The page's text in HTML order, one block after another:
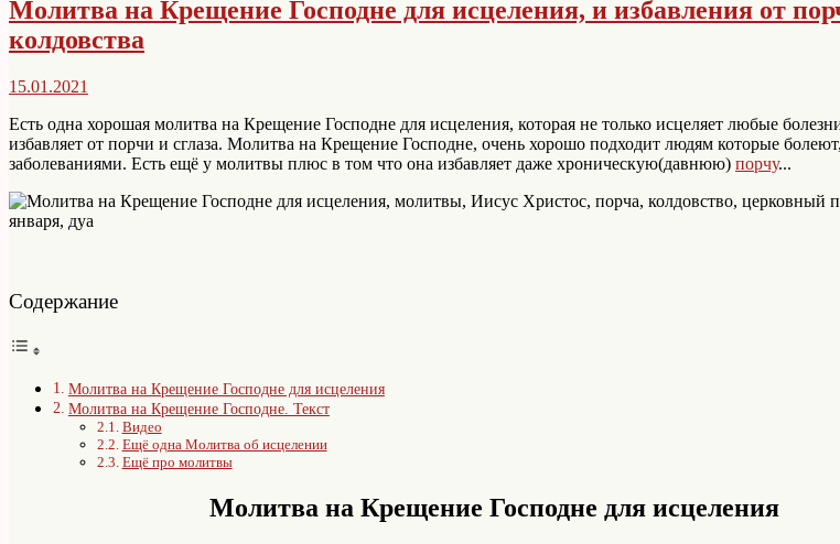
Молитва на Крещение Господне для исцеления, и избавления от
колдовства
15.01.2021
Есть одна хорошая молитва на Крещение Господне для исцеления, которая не только исцеляет любые
избавляет от порчи и сглаза. Молитва на Крещение Господне, очень хорошо подходит людям которые
заболеваниями. Есть ещё у молитвы плюс в том что она избавляет даже хроническую(давнюю) порчу...
Содержание
Молитва на Крещение Господне для исцеления
Молитва на Крещение Господне. Текст
Видео
Ещё одна Молитва об исцелении
Ещё про молитвы
Молитва на Крещение Господне для исцеления